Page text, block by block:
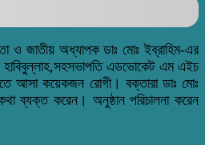
ও জাতীয় অধ্যাপক ডাঃ মোঃ ইব্রাহিম-এর
হাবিবুল্লাহ,সহসভাপতি এডভোকেট এম এ‌ইচ
আসা কয়েকজন রোগী। বক্তারা ডাঃ মোঃ
কথা ব্যক্ত করেন। অনুষ্ঠান পরিচালনা করেন